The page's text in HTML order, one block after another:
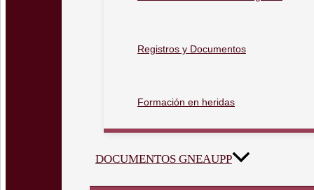
Registros y Documentos
Formación en heridas
DOCUMENTOS GNEAUPP